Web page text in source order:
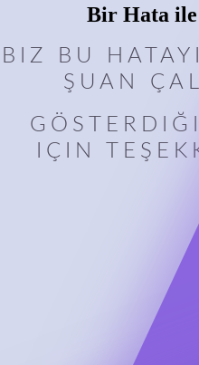
Bir Hata ile
BIZ BU
ŞUAN
IÇIN